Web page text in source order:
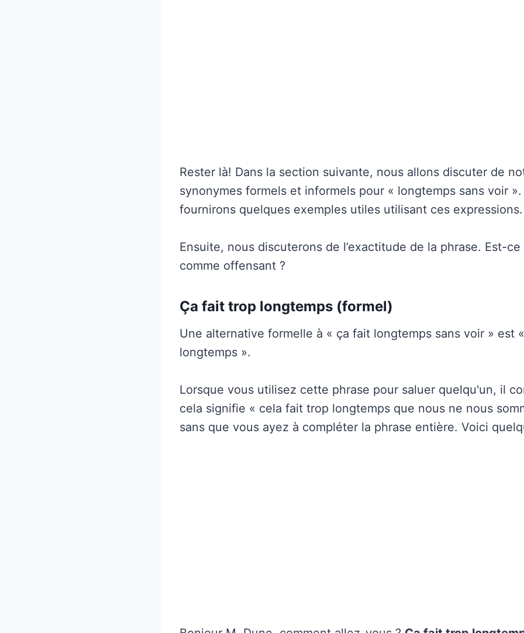
Rester là! Dans la section suivante, nous allons discuter de
synonymes formels et informels pour « longtemps sans voir
fournirons quelques exemples utiles utilisant ces expressions.
Ensuite, nous discuterons de l’exactitude de la phrase. Est-
comme offensant ?
Ça fait trop longtemps (formel)
Une alternative formelle à « ça fait longtemps sans voir » est
longtemps ».
Lorsque vous utilisez cette phrase pour saluer quelqu'un, il
cela signifie « cela fait trop longtemps que nous ne nous
sans que vous ayez à compléter la phrase entière. Voici